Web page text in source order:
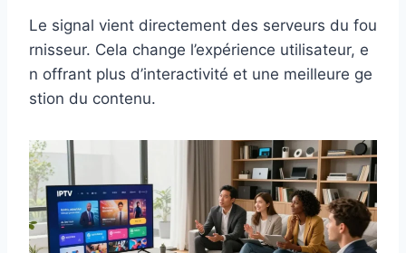
Le signal vient directement des serveurs du fou
rnisseur. Cela change l’expérience utilisateur, e
n offrant plus d’interactivité et une meilleure ge
stion du contenu.